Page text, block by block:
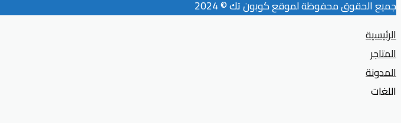
جميع الحقوق محفوظة لموقع كوبون تك © 2024
الرئيسية
المتاجر
المدونة
اللغات